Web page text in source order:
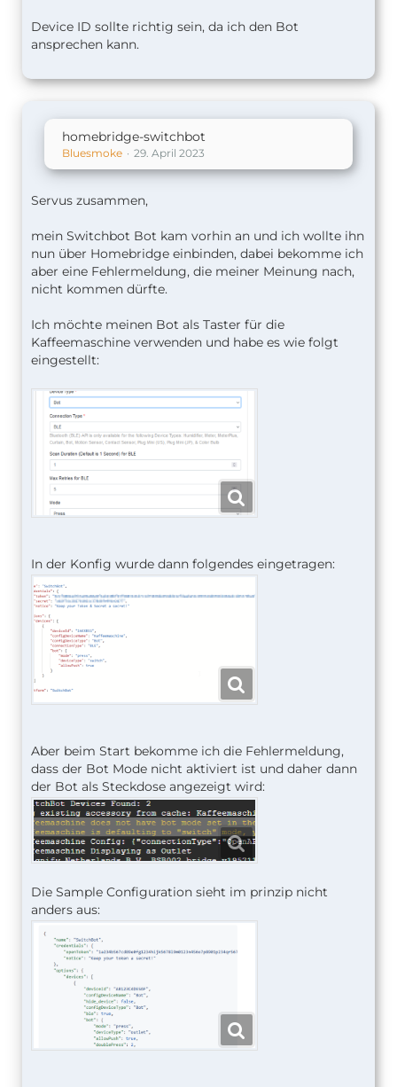
Device ID sollte richtig sein, da ich den Bot
ansprechen kann.
homebridge-switchbot
Bluesmoke 29. April 2023
Servus zusammen,
mein Switchbot Bot kam vorhin an und ich wollte ihn
nun über Homebridge einbinden, dabei bekomme ich
aber eine Fehlermeldung, die meiner Meinung nach,
nicht kommen dürfte.
Ich möchte meinen Bot als Taster für die
Kaffeemaschine verwenden und habe es wie folgt
eingestellt:
In der Konfig wurde dann folgendes eingetragen:
Aber beim Start bekomme ich die Fehlermeldung,
dass der Bot Mode nicht aktiviert ist und daher dann
der Bot als Steckdose angezeigt wird:
Die Sample Configuration sieht im prinzip nicht
anders aus: